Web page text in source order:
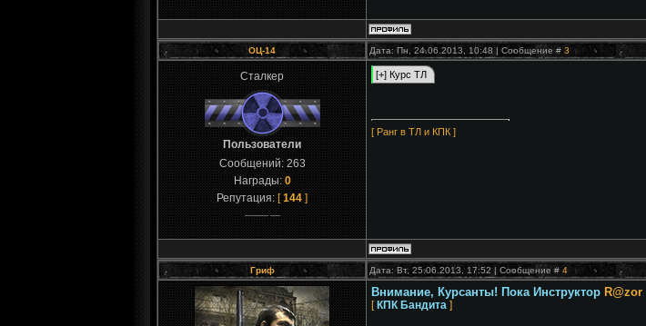
ОЦ-14 Дата: Пн, 24.06.2013, 10:48 | Сообщение # 3
Сталкер
Пользователи
Сообщений: 263
Награды: 0
Репутация: [144 ]
[ Ранг в ТЛ и КПК ]
Гриф Дата: Вт, 25.06.2013, 17:52 | Сообщение # 4
Внимание, Курсанты! Пока Инструктор R@zor
[ КПК Бандита ]